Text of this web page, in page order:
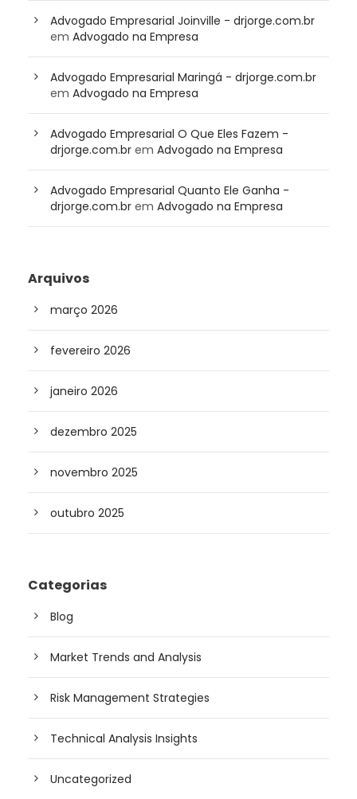
Advogado Empresarial Joinville - drjorge.com.br
em Advogado na Empresa
Advogado Empresarial Maringá - drjorge.com.br
em Advogado na Empresa
Advogado Empresarial O Que Eles Fazem -
drjorge.com.br em Advogado na Empresa
Advogado Empresarial Quanto Ele Ganha -
drjorge.com.br em Advogado na Empresa
Arquivos
março 2026
fevereiro 2026
janeiro 2026
dezembro 2025
novembro 2025
outubro 2025
Categorias
Blog
Market Trends and Analysis
Risk Management Strategies
Technical Analysis Insights
Uncategorized